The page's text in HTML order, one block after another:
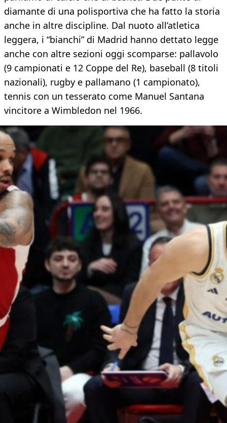
diamante di una polisportiva che ha fatto la storia
anche in altre discipline. Dal nuoto all’atletica
leggera, i “bianchi” di Madrid hanno dettato legge
anche con altre sezioni oggi scomparse: pallavolo
(9 campionati e 12 Coppe del Re), baseball (8 titoli
nazionali), rugby e pallamano (1 campionato),
tennis con un tesserato come Manuel Santana
vincitore a Wimbledon nel 1966.